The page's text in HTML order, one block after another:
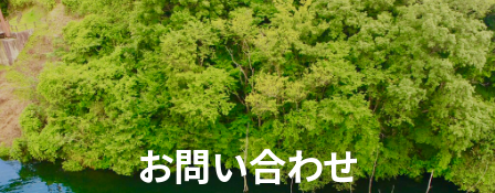
お問い合わせ